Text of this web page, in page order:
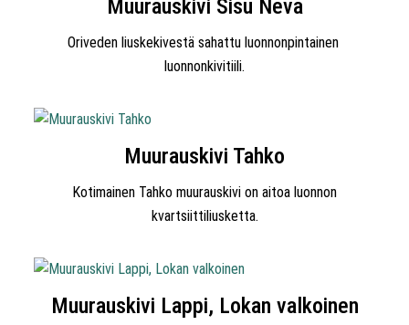
Muurauskivi Sisu Neva
Oriveden liuskekivestä sahattu luonnonpintainen
luonnonkivitiili.
Muurauskivi Tahko
Kotimainen Tahko muurauskivi on aitoa luonnon
kvartsiittiliusketta.
Muurauskivi Lappi, Lokan valkoinen